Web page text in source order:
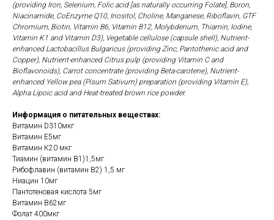
(providing Iron, Selenium, Folic acid [as naturally occurring Folate], Boron,
Niacinamide, CoEnzyme Q10, Inositol, Choline, Manganese, Riboflavin, GTF
Chromium, Biotin, Vitamin B6, Vitamin B12, Molybdenum, Thiamin, Iodine,
Vitamin K1 and Vitamin D3), Vegetable cellulose (capsule shell), Nutrient-
enhanced Lactobacillus Bulgaricus (providing Zinc, Pantothenic acid and
Copper), Nutrient-enhanced Citrus pulp (providing Vitamin C and
Bioflavonoids), Carrot concentrate (providing Beta-carotene), Nutrient-
enhanced Yellow pea (Pisum Sativum) preparation (providing Vitamin E),
Alpha Lipoic acid and Heat-treated brown rice powder.
Информация о питательных веществах:
Витамин D310мкг
Витамин Е5мг
Витамин К20 мкг
Тиамин (витамин B1)1,5мг
Рибофлавин (витамин B2) 1,5 мг
Ниацин 10мг
Пантотеновая кислота 5мг
Витамин В62мг
Фолат 400мкг